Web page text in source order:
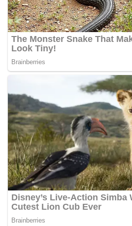
awal terkait situasi sosial,
maupun hal-hal yang
kondusivitas wilayah,
perayaan HUT
diwarnai dengan berbagai
keramaian warga.‎‎Dengan
diharapkan potensi
diantisipasi sejak awal
Kelurahan Sunggal tetap
dan kondusif hingga
Kemerdekaan RI
Polri dengan
to Door System ini
implementasi program
mengedepankan
personel Kepolisian
kegiatan semacam ini,
hanya berperan sebagai
dan imbauan, tetapi juga
masyarakat dalam
secara bersama-
Bhabinkamtibmas di